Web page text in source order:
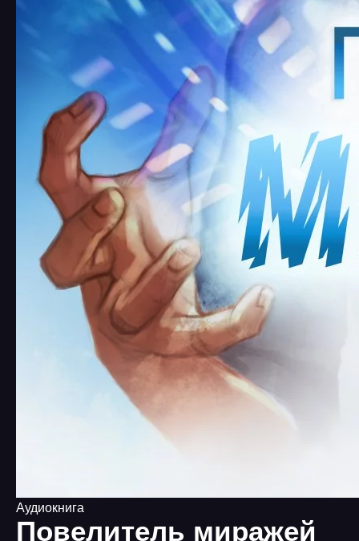
Аудиокнига
Повелитель миражей